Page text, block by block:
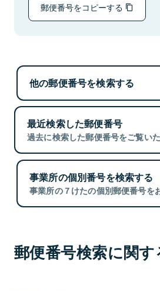
郵便番号をコピーする
他の郵便番号を検索する
最近検索した郵便番号
過去に検索した郵便番号をご覧いた
事業所の個別番号を検索する
事業所の７けたの個別郵便番号を
郵便番号検索に関す